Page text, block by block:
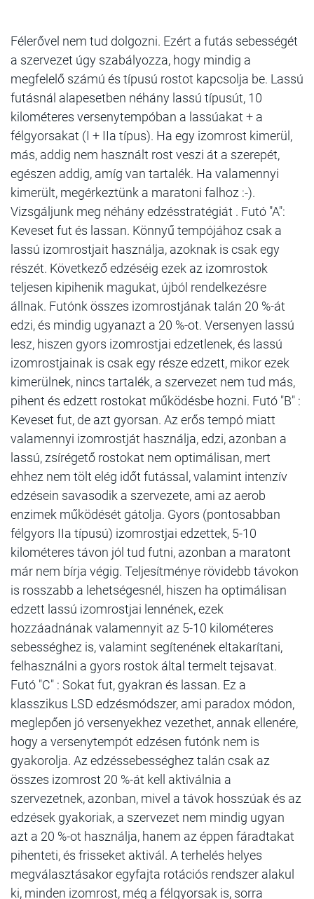
Félerővel nem tud dolgozni. Ezért a futás sebességét
a szervezet úgy szabályozza, hogy mindig a
megfelelő számú és típusú rostot kapcsolja be. Lassú
futásnál alapesetben néhány lassú típusút, 10
kilométeres versenytempóban a lassúakat + a
félgyorsakat (I + IIa típus). Ha egy izomrost kimerül,
más, addig nem használt rost veszi át a szerepét,
egészen addig, amíg van tartalék. Ha valamennyi
kimerült, megérkeztünk a maratoni falhoz :-).
Vizsgáljunk meg néhány edzésstratégiát . Futó "A":
Keveset fut és lassan. Könnyű tempójához csak a
lassú izomrostjait használja, azoknak is csak egy
részét. Következő edzéséig ezek az izomrostok
teljesen kipihenik magukat, újból rendelkezésre
állnak. Futónk összes izomrostjának talán 20 %-át
edzi, és mindig ugyanazt a 20 %-ot. Versenyen lassú
lesz, hiszen gyors izomrostjai edzetlenek, és lassú
izomrostjainak is csak egy része edzett, mikor ezek
kimerülnek, nincs tartalék, a szervezet nem tud más,
pihent és edzett rostokat működésbe hozni. Futó "B" :
Keveset fut, de azt gyorsan. Az erős tempó miatt
valamennyi izomrostját használja, edzi, azonban a
lassú, zsírégető rostokat nem optimálisan, mert
ehhez nem tölt elég időt futással, valamint intenzív
edzésein savasodik a szervezete, ami az aerob
enzimek működését gátolja. Gyors (pontosabban
félgyors IIa típusú) izomrostjai edzettek, 5-10
kilométeres távon jól tud futni, azonban a maratont
már nem bírja végig. Teljesítménye rövidebb távokon
is rosszabb a lehetségesnél, hiszen ha optimálisan
edzett lassú izomrostjai lennének, ezek
hozzáadnának valamennyit az 5-10 kilométeres
sebességhez is, valamint segítenének eltakarítani,
felhasználni a gyors rostok által termelt tejsavat.
Futó "C" : Sokat fut, gyakran és lassan. Ez a
klasszikus LSD edzésmódszer, ami paradox módon,
meglepően jó versenyekhez vezethet, annak ellenére,
hogy a versenytempót edzésen futónk nem is
gyakorolja. Az edzéssebességhez talán csak az
összes izomrost 20 %-át kell aktiválnia a
szervezetnek, azonban, mivel a távok hosszúak és az
edzések gyakoriak, a szervezet nem mindig ugyan
azt a 20 %-ot használja, hanem az éppen fáradtakat
pihenteti, és frisseket aktivál. A terhelés helyes
megválasztásakor egyfajta rotációs rendszer alakul
ki, minden izomrost, még a félgyorsak is, sorra